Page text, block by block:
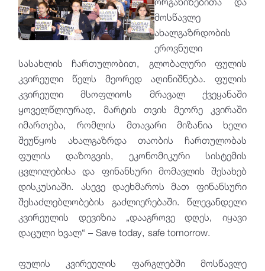
მოსწავლე
ახალგაზრდობის
ეროვნული
სასახლის ჩართულობით, გლობალური ფულის
კვირეული წელს მეორედ აღინიშნება. ფულის
კვირეული მსოფლიოს მრავალ ქვეყანაში
ყოველწლიურად, მარტის თვის მეორე კვირაში
იმართება, რომლის მთავარი მიზანია ხელი
შეუწყოს ახალგაზრდა თაობის ჩართულობას
ფულის დაზოგვის, ეკონომიკური სისტემის
ცვლილებისა და ფინანსური მომავლის შესახებ
დისკუსიაში. ასევე დაეხმაროს მათ ფინანსური
შესაძლებლობების გაძლიერებაში. წლევანდელი
კვირეულის დევიზია „დააგროვე დღეს, იყავი
დაცული ხვალ“ – Save today, safe tomorrow.
ფულის კვირეულის ფარგლებში მოსწავლე